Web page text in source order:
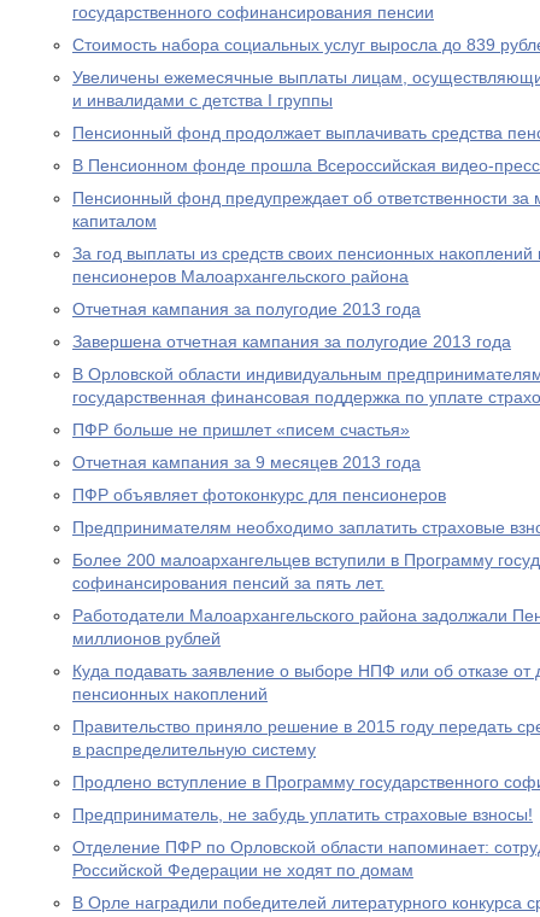
государственного софинансирования пенсии
Стоимость набора социальных услуг выросла до 839
Увеличены ежемесячные выплаты лицам,
и инвалидами с детства I группы
Пенсионный фонд продолжает выплачивать средства
В Пенсионном фонде прошла Всероссийская видео-
Пенсионный фонд предупреждает об ответственности
капиталом
За год выплаты из средств своих пенсионных накоплений
пенсионеров Малоархангельского района
Отчетная кампания за полугодие 2013 года
Завершена отчетная кампания за полугодие 2013 года
В Орловской области индивидуальным
государственная финансовая поддержка по уплате
ПФР больше не пришлет «писем счастья»
Отчетная кампания за 9 месяцев 2013 года
ПФР объявляет фотоконкурс для пенсионеров
Предпринимателям необходимо заплатить страховые
Более 200 малоархангельцев вступили в Программу
софинансирования пенсий за пять лет.
Работодатели Малоархангельского района задолжали
миллионов рублей
Куда подавать заявление о выборе НПФ или об отказе
пенсионных накоплений
Правительство приняло решение в 2015 году передать
в распределительную систему
Продлено вступление в Программу государственного
Предприниматель, не забудь уплатить страховые взносы!
Отделение ПФР по Орловской области напоминает:
Российской Федерации не ходят по домам
В Орле наградили победителей литературного конкурса